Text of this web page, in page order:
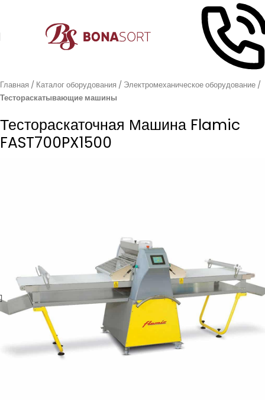
Главная Каталог оборудования
Электромеханическое оборудование
Тестораскатывающие машины
Тестораскаточная Машина Flamic
FAST700PX1500